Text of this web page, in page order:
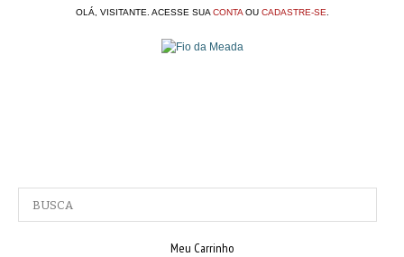
OLÁ, VISITANTE. ACESSE SUA CONTAOU CADASTRE-SE
Meu Carrinho